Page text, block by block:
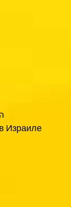
Израиле